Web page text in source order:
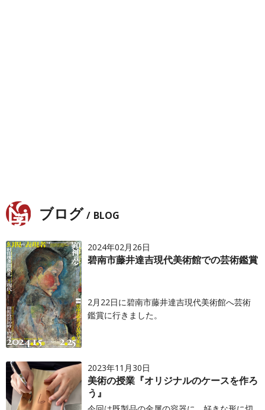
ブログ BLOG
2024年02月26日
碧南市藤井達吉現代美術館での芸術鑑賞
2月22日に碧南市藤井達吉現代美術館へ芸術
鑑賞に行きました。
2023年11月30日
美術の授業『オリジナルのケースを作ろ
う』